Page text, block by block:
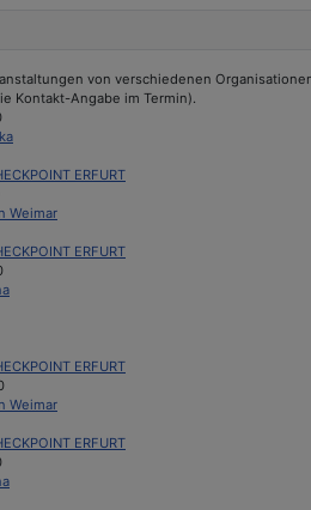
von verschiedenen
Kontakt-Angabe im Termin).
ERFURT
Weimar
ERFURT
ERFURT
Weimar
ERFURT